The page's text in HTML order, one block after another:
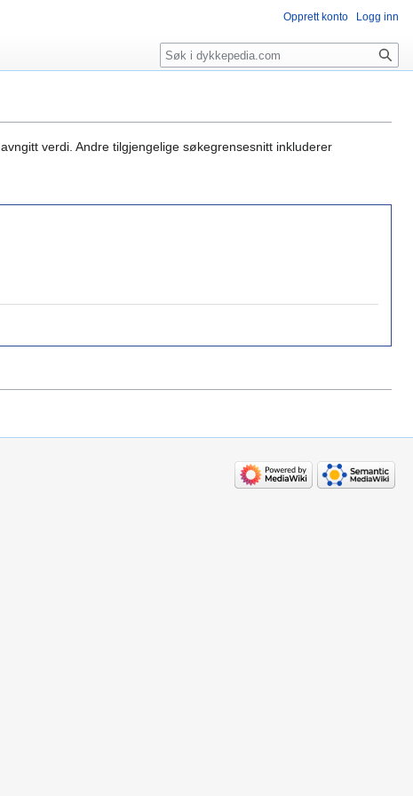
verdi. Andre tilgjengelige søkegrensesnitt inkluderer
Opprett konto Logg inn
Søk